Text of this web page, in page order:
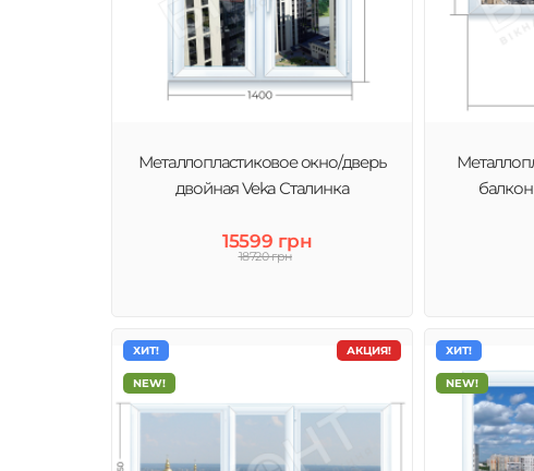
Металлопластиковое окно/дверь
двойная Veka Сталинка
15599 грн
18720 грн
АКЦИЯ!
ХИТ!
NEW!
ХИТ!
NEW!